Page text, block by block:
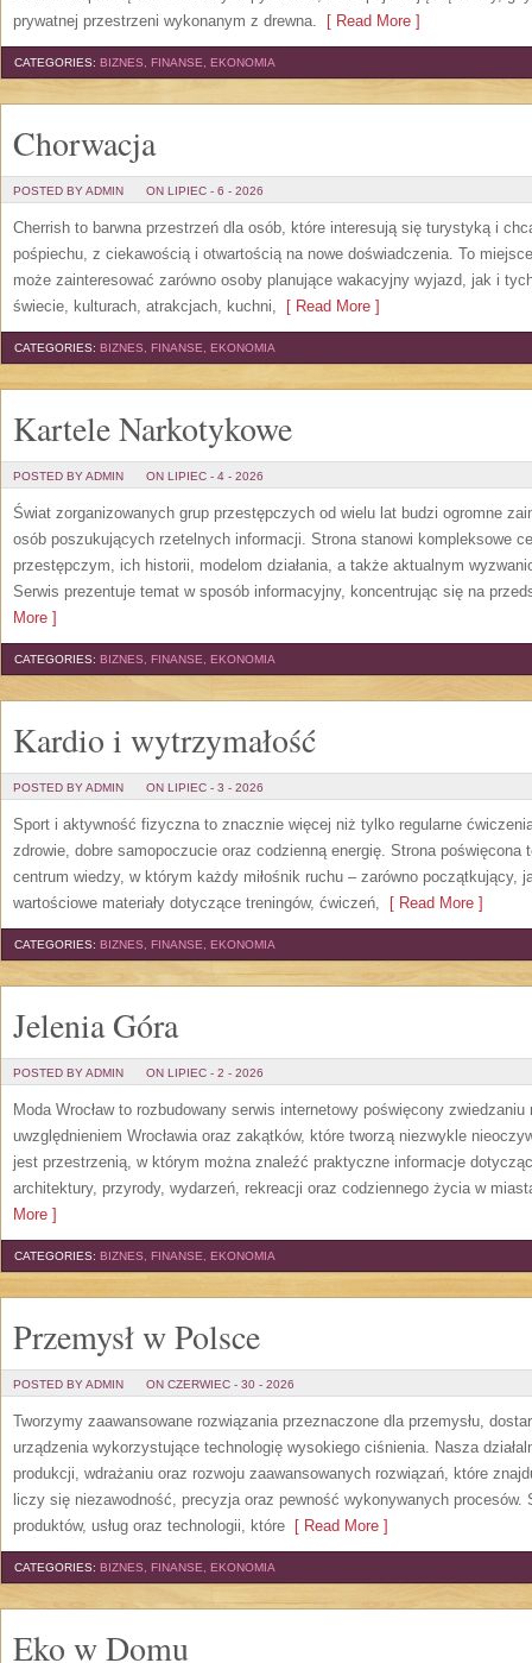
prywatnej przestrzeni wykonanym z drewna. [ Read More ]
CATEGORIES: BIZNES, FINANSE, EKONOMIA
Chorwacja
POSTED BY ADMIN ON LIPIEC - 6 - 2026
Cherrish to barwna przestrzeń dla osób, które interesują się turystyką i
pośpiechu, z ciekawością i otwartością na nowe doświadczenia. To
może zainteresować zarówno osoby planujące wakacyjny wyjazd, jak i
świecie, kulturach, atrakcjach, kuchni, [ Read More ]
CATEGORIES: BIZNES, FINANSE, EKONOMIA
Kartele Narkotykowe
POSTED BY ADMIN ON LIPIEC - 4 - 2026
Świat zorganizowanych grup przestępczych od wielu lat budzi ogromne
osób poszukujących rzetelnych informacji. Strona stanowi kompleksowe
przestępczym, ich historii, modelom działania, a także aktualnym
Serwis prezentuje temat w sposób informacyjny, koncentrując się na
More ]
CATEGORIES: BIZNES, FINANSE, EKONOMIA
Kardio i wytrzymałość
POSTED BY ADMIN ON LIPIEC - 3 - 2026
Sport i aktywność fizyczna to znacznie więcej niż tylko regularne
zdrowie, dobre samopoczucie oraz codzienną energię. Strona poświęcona
centrum wiedzy, w którym każdy miłośnik ruchu – zarówno początkujący,
wartościowe materiały dotyczące treningów, ćwiczeń, [ Read More ]
CATEGORIES: BIZNES, FINANSE, EKONOMIA
Jelenia Góra
POSTED BY ADMIN ON LIPIEC - 2 - 2026
Moda Wrocław to rozbudowany serwis internetowy poświęcony
uwzględnieniem Wrocławia oraz zakątków, które tworzą niezwykle
jest przestrzenią, w którym można znaleźć praktyczne informacje
architektury, przyrody, wydarzeń, rekreacji oraz codziennego życia w
More ]
CATEGORIES: BIZNES, FINANSE, EKONOMIA
Przemysł w Polsce
POSTED BY ADMIN ON CZERWIEC - 30 - 2026
Tworzymy zaawansowane rozwiązania przeznaczone dla przemysłu,
urządzenia wykorzystujące technologię wysokiego ciśnienia. Nasza
produkcji, wdrażaniu oraz rozwoju zaawansowanych rozwiązań, które
liczy się niezawodność, precyzja oraz pewność wykonywanych procesów.
produktów, usług oraz technologii, które [ Read More ]
CATEGORIES: BIZNES, FINANSE, EKONOMIA
Eko w Domu